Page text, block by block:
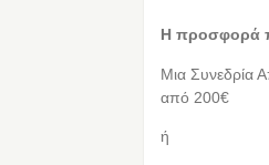
Η προσφορά
Μια Συνεδρία
από 200€
ή